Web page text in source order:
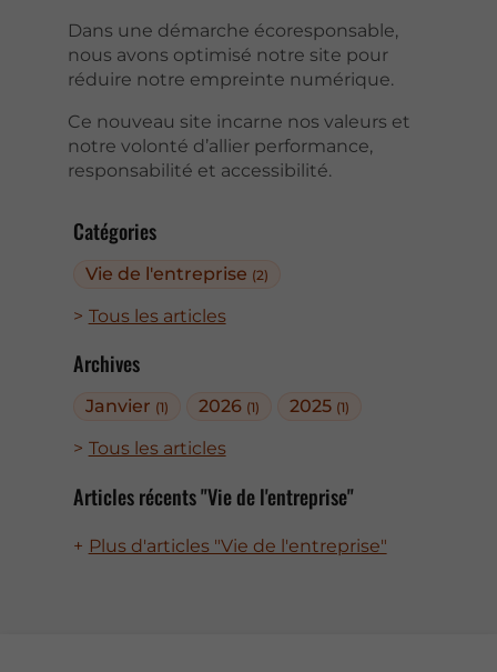
Catégories
Vie de l'entreprise (2)
Tous les articles
Archives
Janvier (1) 2026 (1) 2025 (1)
Tous les articles
Articles récents "Vie de l'entreprise"
Plus d'articles "Vie de l'entreprise"
Dans une démarche écoresponsable,
nous avons optimisé notre site pour
réduire notre empreinte numérique.
Ce nouveau site incarne nos valeurs et
notre volonté d’allier performance,
responsabilité et accessibilité.